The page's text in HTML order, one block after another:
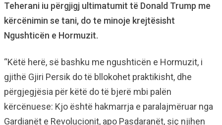
Teherani iu përgjigj ultimatumit të Donald Trump me
kërcënimin se tani, do te minoje krejtësisht
Ngushticën e Hormuzit.
“Këtë herë, së bashku me ngushticën e Hormuzit, i
gjithë Gjiri Persik do të bllokohet praktikisht, dhe
përgjegjësia për këtë do të bjerë mbi palën
kërcënuese: Kjo është hakmarrja e paralajmëruar nga
Gardianët e Revolucionit, apo Pasdaranët, siç njihen